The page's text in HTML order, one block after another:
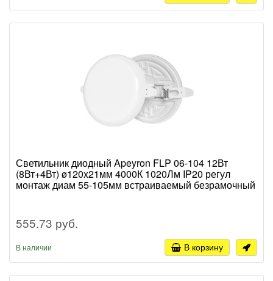
Светильник диодный Apeyron FLP 06-104 12Вт
(8Вт+4Вт) ø120x21мм 4000К 1020Лм IP20 регул
монтаж диам 55-105мм встраиваемый безрамочный
555.73 руб.
В наличии В корзину